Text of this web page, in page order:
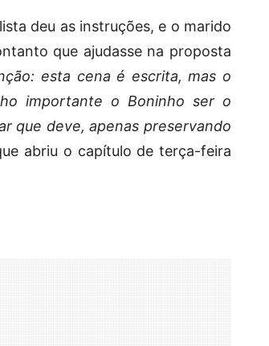
deu as instruções, e o marido
que ajudasse na proposta
esta cena é escrita, mas o
importante o Boninho ser o
que deve, apenas preservando
abriu o capítulo de terça-feira